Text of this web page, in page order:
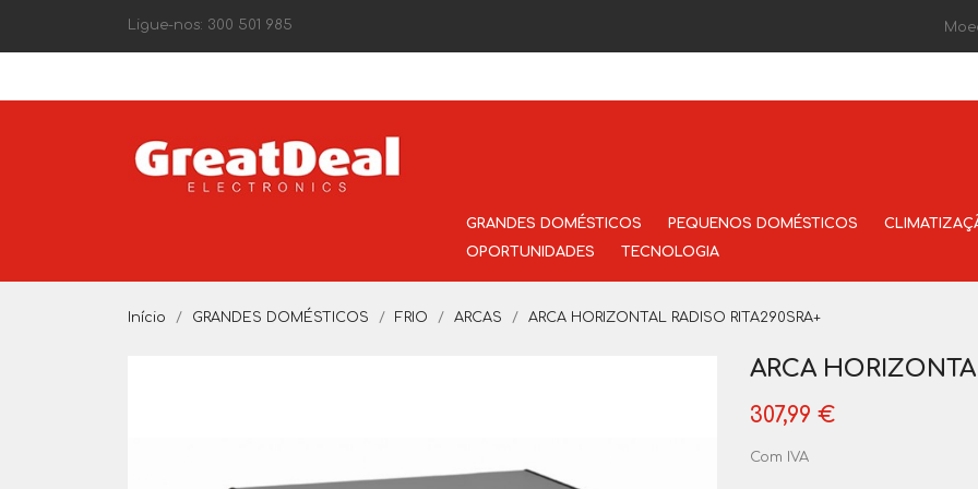
Ligue-nos: 300 501 985
GRANDES DOMÉSTICOS PEQUENOS DOMÉSTICOS
OPORTUNIDADES
TECNOLOGIA
Início GRANDES DOMÉSTICOS FRIO ARCAS ARCA HORIZONTAL RADISO RITA290SRA+
ARCA
307,99 €
Com IVA